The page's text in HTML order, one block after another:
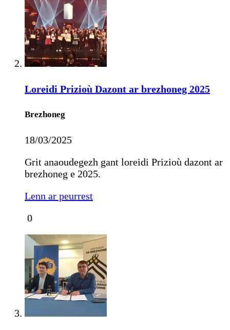
Loreidi Prizioù Dazont ar brezhoneg 2025
Brezhoneg
18/03/2025
Grit anaoudegezh gant loreidi Prizioù dazont ar
brezhoneg e 2025.
Lenn ar peurrest
0